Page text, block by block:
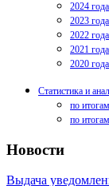
2024 года
2023 года
2022 года
2021 года
2020 года
Статистика и
по
по
Новости
Выдача